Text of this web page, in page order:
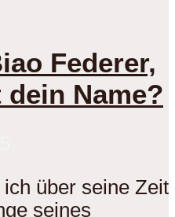
Federer,
Name?
über seine Zeit
seines